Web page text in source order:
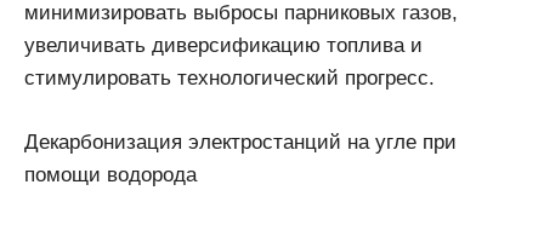
минимизировать выбросы парниковых газов,
увеличивать диверсификацию топлива и
стимулировать технологический прогресс.
Декарбонизация электростанций на угле при
помощи водорода